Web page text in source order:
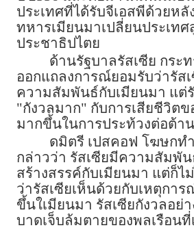
ประเทศที่ได้รับจีเอสพีด้วยหลั
ทหารเมียนมาเปลี่ยนประเทศ
ประชาธิปไตย
ด้านรัฐบาลรัสเซีย กระ
ออกแถลงการณ์ยอมรับว่ารัส
ความสัมพันธ์กับเมียนมา แต่
"กังวลมาก" กับการเสียชีวิตข
มากขึ้นในการประท้วงต่อต้า
ดมิตรี เปสคอฟ โฆษกท
กล่าวว่า รัสเซียมีความสัมพั
สร้างสรรค์กับเมียนมา แต่ก็ไ
ว่ารัสเซียเห็นด้วยกับเหตุการ
ขึ้นใเมียนมา รัสเซียกังวลอย่
บาดเจ็บล้มตายของพลเรือน